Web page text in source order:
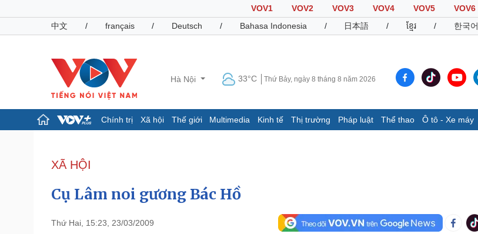
VOV1 VOV2 VOV3 VOV4 VOV5 VOV6
中文
/ français / Deutsch / Bahasa Indonesia / 日本語 / ខ្មែរ / 한국어
Hà Nội 33°C Thứ Bảy, ngày 8 tháng 8 năm 2026
Chính trị Xã hội Thế giới Multimedia Kinh tế Thị trường Pháp luật Thể thao Ô tô - Xe máy
Đảng
Tổ chức nhân sự
Nhận diện sự thật
Dấu ấn VOV
XÃ HỘI
Cụ Lâm noi gương Bác Hồ
Thứ Hai, 15:23, 23/03/2009